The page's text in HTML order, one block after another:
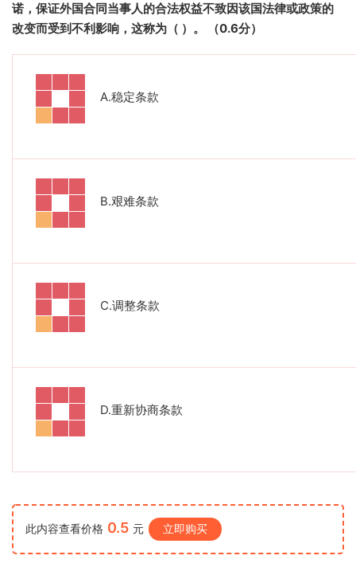
诺，保证外国合同当事人的合法权益不致因该国法律或政策的
改变而受到不利影响，这称为（ ）。 （0.6分）
A.稳定条款
B.艰难条款
C.调整条款
D.重新协商条款
此内容查看价格 0.5 元 立即购买